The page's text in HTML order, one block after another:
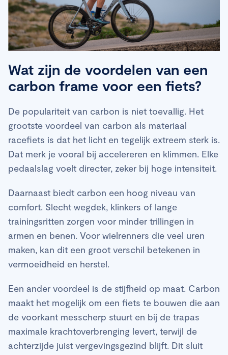
Wat zijn de voordelen van een
carbon frame voor een fiets?
De populariteit van carbon is niet toevallig. Het
grootste voordeel van carbon als materiaal
racefiets is dat het licht en tegelijk extreem sterk is.
Dat merk je vooral bij accelereren en klimmen. Elke
pedaalslag voelt directer, zeker bij hoge intensiteit.
Daarnaast biedt carbon een hoog niveau van
comfort. Slecht wegdek, klinkers of lange
trainingsritten zorgen voor minder trillingen in
armen en benen. Voor wielrenners die veel uren
maken, kan dit een groot verschil betekenen in
vermoeidheid en herstel.
Een ander voordeel is de stijfheid op maat. Carbon
maakt het mogelijk om een fiets te bouwen die aan
de voorkant messcherp stuurt en bij de trapas
maximale krachtoverbrenging levert, terwijl de
achterzijde juist vergevingsgezind blijft. Dit sluit